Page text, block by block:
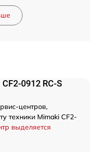
0912 RC-S
центров,
техники Mimaki CF2-
выделяется